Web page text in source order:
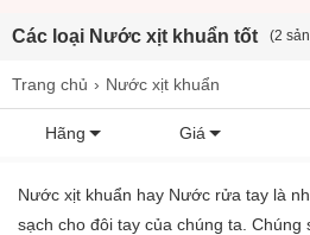
Các loại Nước xịt khuẩn tốt (2
Trang chủ Nước xịt khuẩn
Hãng Giá
Nước xịt khuẩn hay Nước rửa tay là
sạch cho đôi tay của chúng ta. Chúng